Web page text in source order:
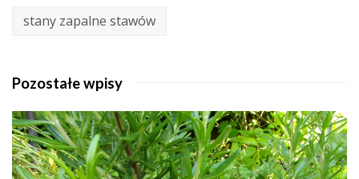
stany zapalne stawów
Pozostałe wpisy